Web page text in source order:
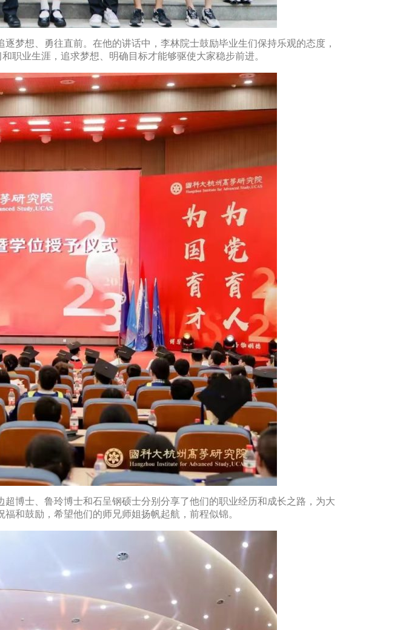
梦想、勇往直前。在他的讲话中，李林院士鼓励毕业生们保持乐观的态度，
职业生涯，追求梦想、明确目标才能够驱使大家稳步前进。
博士、鲁玲博士和石呈钢硕士分别分享了他们的职业经历和成长之路，为大
和鼓励，希望他们的师兄师姐扬帆起航，前程似锦。